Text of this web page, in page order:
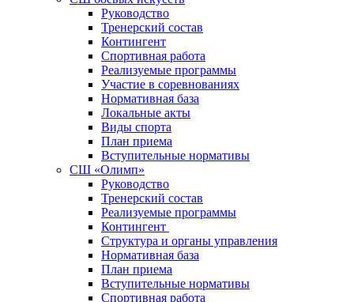
Руководство
Тренерский состав
Контингент
Спортивная работа
Реализуемые программы
Участие в соревнованиях
Нормативная база
Локальные акты
Виды спорта
План приема
Вступительные нормативы
СШ «Олимп»
Руководство
Тренерский состав
Реализуемые программы
Контингент
Структура и органы управления
Нормативная база
План приема
Вступительные нормативы
Спортивная работа